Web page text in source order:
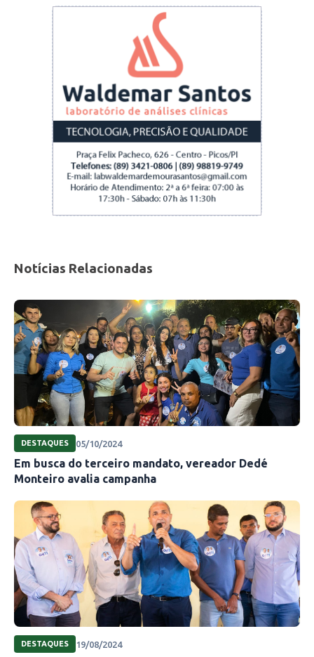
Curralinho I
O vereador pediu ao secretário de Obras de
Picos, Pedro Pio, que faça reparos no
calçamento de algumas ruas e passagens do
povoado Curralinho I.
Notícias Relacionadas
DESTAQUES 05/10/2024
Em busca do terceiro mandato, vereador Dedé
Monteiro avalia campanha
DESTAQUES 19/08/2024